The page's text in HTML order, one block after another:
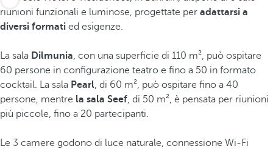
riunioni funzionali e luminose, progettate per adattarsi a
diversi formati ed esigenze.
La sala Dilmunia, con una superficie di 110 m², può ospitare
60 persone in configurazione teatro e fino a 50 in formato
cocktail. La sala Pearl, di 60 m², può ospitare fino a 40
persone, mentre la sala Seef, di 50 m², è pensata per riunioni
più piccole, fino a 20 partecipanti.
Le 3 camere godono di luce naturale, connessione Wi-Fi